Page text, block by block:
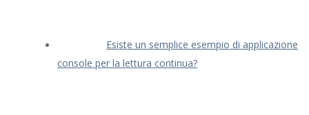
Esiste un semplice esempio di applicazione
console per la lettura continua?